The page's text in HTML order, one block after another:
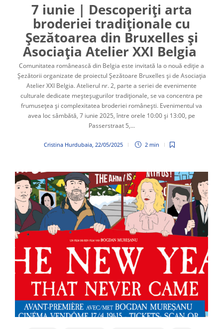
7 iunie | Descoperiți arta
broderiei tradiționale cu
Șezătoarea din Bruxelles și
Asociația Atelier XXI Belgia
Comunitatea românească din Belgia este invitată la o nouă ediție a
Șezătorii organizate de proiectul Șezătoare Bruxelles și de Asociația
Atelier XXI Belgia. Atelierul nr. 2, parte a seriei de evenimente
culturale dedicate meșteșugurilor tradiționale, se va concentra pe
frumusețea și complexitatea broderiei românești. Evenimentul va
avea loc sâmbătă, 7 iunie 2025, între orele 10:00 și 13:00, pe
Passerstraat 5,...
Cristina Hurdubaia, 22/05/2025 2 min